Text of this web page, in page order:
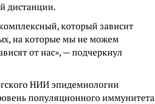
дистанции.
который зависит
на которые мы не можем
от нас», — подчеркнул
НИИ эпидемиологии
популяционного иммунитета